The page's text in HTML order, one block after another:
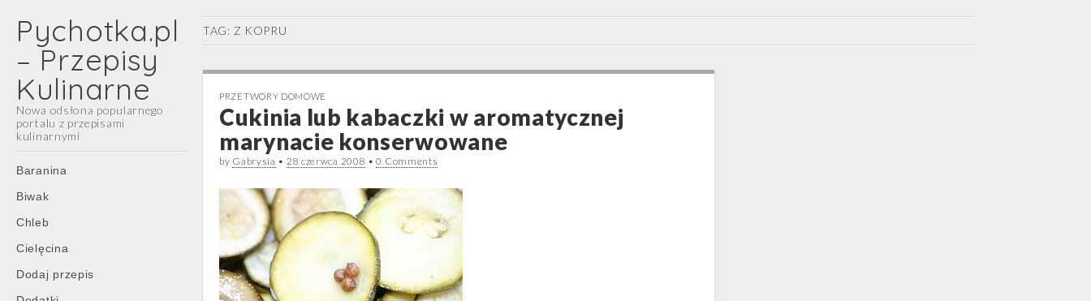
Pychotka.pl
– Przepisy
Kulinarne
Nowa odsłona popularnego
portalu z przepisami
kulinarnymi
Main
menu
Skip
content
Baranina
Biwak
Chleb
Cielęcina
Dodaj przepis
TAG: Z KOPRU
PRZETWORY DOMOWE
Cukinia lub kabaczki w aromatycznej
marynacie konserwowane
by Gabrysia • 28 czerwca 2008 •0 Comments